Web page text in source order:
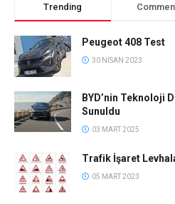
Trending
Peugeot 408 Test
30 NISAN 2023
BYD’nin Teknoloji
Sunuldu
03 MART 2025
Trafik İşaret
05 MART 2023